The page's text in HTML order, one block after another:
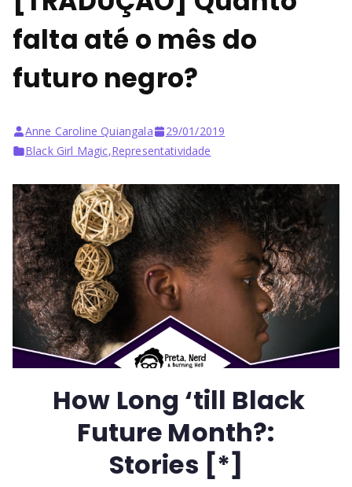
falta até o mês do
futuro negro?
Anne Caroline Quiangala
29/01/2019
Black Girl Magic,Representatividade
How Long ‘till Black
Future Month?:
Stories [*]